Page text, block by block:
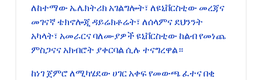
ለከተማው ኤሌክትሪክ አገልግሎት፣ ለዩኒቨርስቲው መረጃና
መገናኛ ቴክኖሎጂ ዳይሬክቶሬት፣ ለሰላምና ደህንንት
አካላት፣ አመራርና ባለሙያዎች ዩኒቨርስቲው ከልብ የመነጨ
ምስጋናና አክብሮት ያቀርባል ሲሉ ተናግረዋል።
ከነገ ጀምሮ ለሚካሄደው ሀገር አቀፍ የመውጫ ፈተና በቂ